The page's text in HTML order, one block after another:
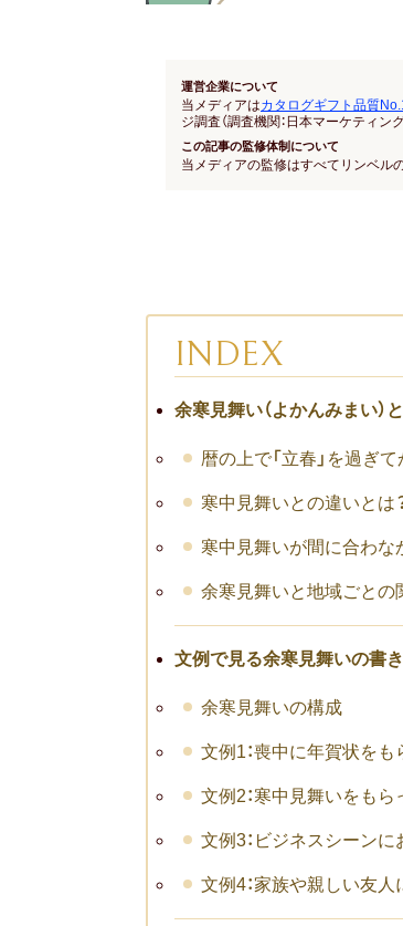
運営企業について
当メディアはカタログギフト品質
ジ調査（調査機関：日本マーケティン
この記事の監修体制について
当メディアの監修はすべてリンベル
INDEX
余寒見舞い（よかんみまい）
暦の上で「立春」を過ぎ
寒中見舞いとの違いとは
寒中見舞いが間に合わな
余寒見舞いと地域ごとの
文例で見る余寒見舞いの書
余寒見舞いの構成
文例1：喪中に年賀状を
文例2：寒中見舞いをも
文例3：ビジネスシーン
文例4：家族や親しい友